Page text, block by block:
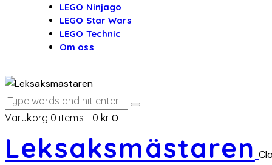
LEGO Ninjago
LEGO Star Wars
LEGO Technic
Om oss
Varukorg 0 items - 0 kr 0
Leksaksmästaren